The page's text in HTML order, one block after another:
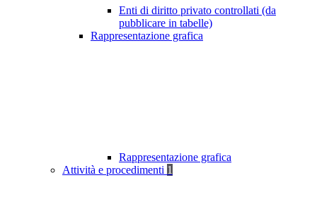
Enti di diritto privato controllati (da
pubblicare in tabelle)
Rappresentazione grafica
Rappresentazione grafica
Attività e procedimenti 1